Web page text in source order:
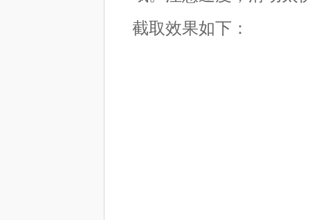
截取效果如下：